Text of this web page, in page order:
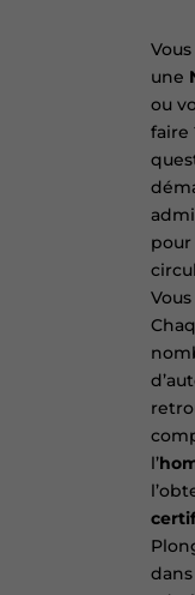
une
ou
faire
l’